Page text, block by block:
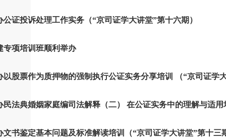
证投诉处理工作实务（“京司证学大讲堂”第十六期）
专项培训班顺利举办
以股票作为质押物的强制执行公证实务分享培训 （“京司证学
民法典婚姻家庭编司法解释（二） 在公证实务中的理解与适
文书鉴定基本问题及标准解读培训（“京司证学大讲堂”第十三